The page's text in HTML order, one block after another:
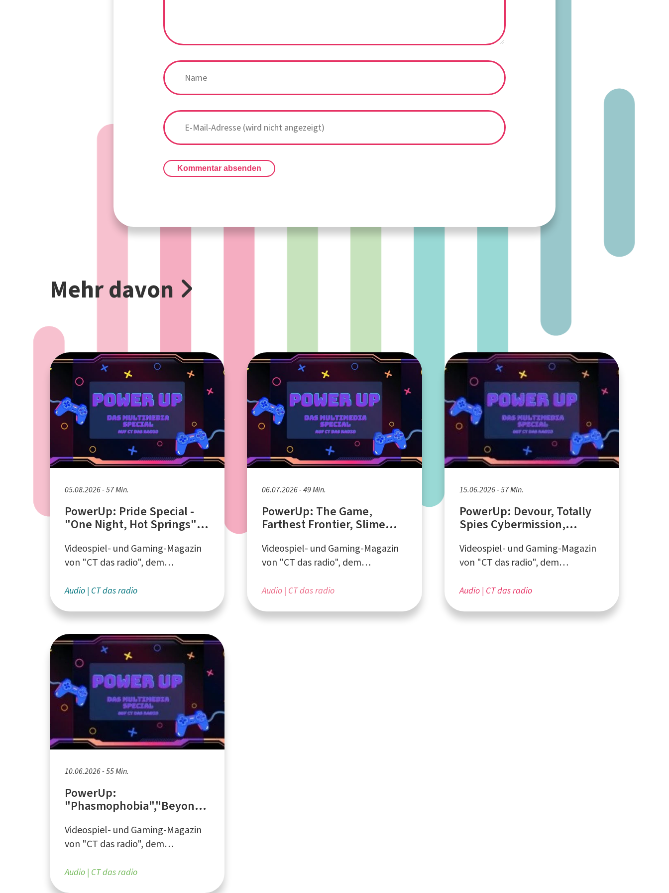
Kommentar absenden
Mehr davon
05.08.2026 - 57 Min.
PowerUp: Pride Special -
"One Night, Hot Springs",
Videospiel- und Gaming-Magazin
von "CT das radio", dem
Universität Bochum
Audio CT das radio
06.07.2026 - 49 Min.
PowerUp: The Game,
Farthest Frontier, Slime
Videospiel- und Gaming-Magazin
von "CT das radio", dem
Universität Bochum
Audio CT das radio
15.06.2026 - 57 Min.
PowerUp: Devour, Totally
Spies Cybermission,
Videospiel- und Gaming-Magazin
von "CT das radio", dem
Universität Bochum
Audio CT das radio
10.06.2026 - 55 Min.
PowerUp:
"Phasmophobia","Beyond
- A Maretime Bay
Adventure"
Videospiel- und Gaming-Magazin
von "CT das radio", dem
Universität Bochum
Audio CT das radio